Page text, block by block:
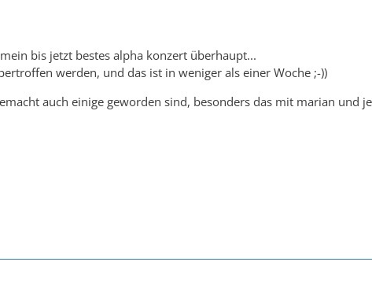
bis jetzt bestes alpha konzert überhaupt...
werden, und das ist in weniger als einer Woche ;-))
auch einige geworden sind, besonders das mit marian und